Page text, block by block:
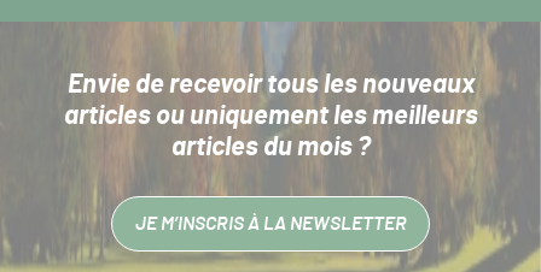
Envie de recevoir tous les nouveaux
articlesou uniquement les meilleurs
articles du mois ?
JE M’INSCRIS À LA NEWSLETTER